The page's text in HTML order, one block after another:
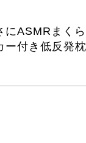
にASMRまく
ー付き低反発